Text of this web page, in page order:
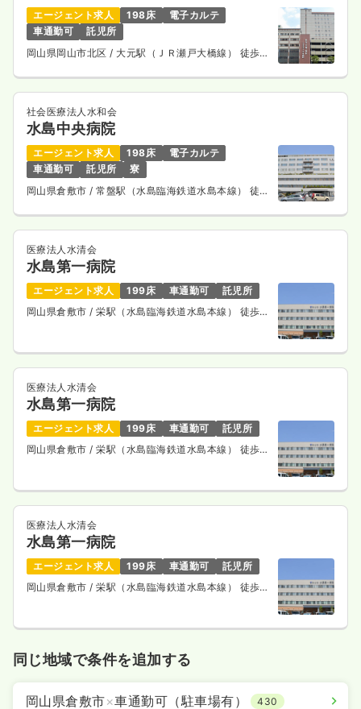
エージェント求人 198床
電子カルテ
車通勤可
託児所
岡山県岡山市北区 / 大元駅（ＪＲ瀬戸大橋線） 徒歩
社会医療法人水和会
水島中央病院
エージェント求人 198床
電子カルテ
車通勤可
託児所
寮
岡山県倉敷市 / 常盤駅（水島臨海鉄道水島本線） 徒歩
医療法人水清会
水島第一病院
エージェント求人 199床 車通勤可
託児所
岡山県倉敷市/ 栄駅（水島臨海鉄道水島本線） 徒歩
医療法人水清会
水島第一病院
エージェント求人 199床 車通勤可
託児所
岡山県倉敷市/ 栄駅（水島臨海鉄道水島本線） 徒歩
医療法人水清会
水島第一病院
エージェント求人 199床 車通勤可
託児所
岡山県倉敷市/ 栄駅（水島臨海鉄道水島本線） 徒歩
同じ地域で条件を追加する
岡山県倉敷市×車通勤可（駐車場有） 430